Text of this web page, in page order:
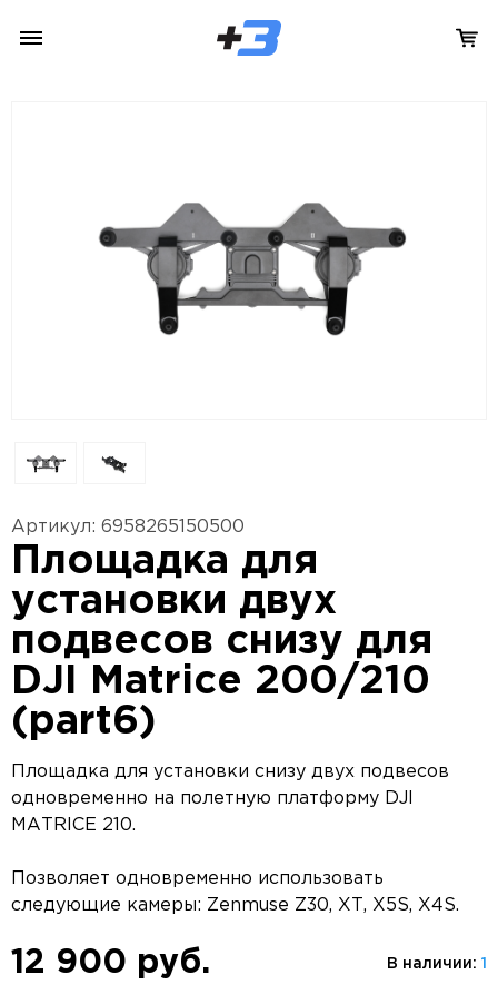
Артикул: 6958265150500
Площадка для
установки двух
подвесов снизу для
DJI Matrice 200/210
(part6)
Площадка для установки снизу двух подвесов
одновременно на полетную платформу DJI
MATRICE 210.
Позволяет одновременно использовать
следующие камеры: Zenmuse Z30, XT, X5S, X4S.
12 900 руб. В наличии: 1